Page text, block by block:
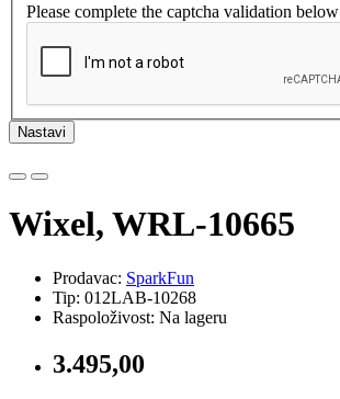
Please complete the captcha validation below
Nastavi
Wixel, WRL-10665
Prodavac: SparkFun
Tip: 012LAB-10268
Raspoloživost: Na lageru
3.495,00